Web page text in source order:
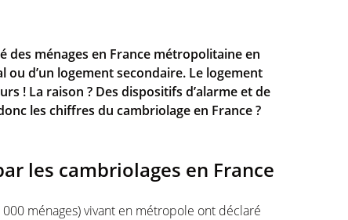
des ménages en France métropolitaine en
ou d’un logement secondaire. Le logement
! La raison ? Des dispositifs d’alarme et de
les chiffres du cambriolage en France ?
les cambriolages en France
ménages) vivant en métropole ont déclaré